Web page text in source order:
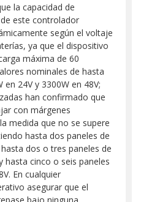
la capacidad de
este controlador
según el voltaje
ya que el dispositivo
máxima de 60
nominales de hasta
en 24V y 3300W en 48V;
han confirmado que
con márgenes
medida que no se supere
hasta dos paneles de
dos o tres paneles de
hasta cinco o seis paneles
En cualquier
asegurar que el